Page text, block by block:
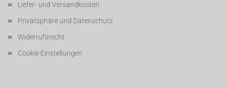
Liefer- und Versandkosten
Privatsphäre und Datenschutz
Widerrufsrecht
Cookie Einstellungen